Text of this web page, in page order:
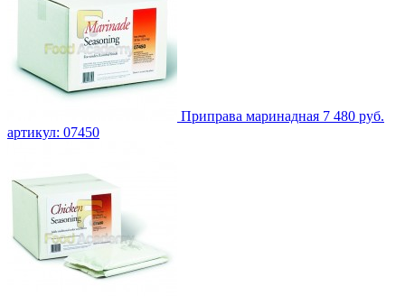
Приправа маринадная 7 480 руб.
артикул: 07450